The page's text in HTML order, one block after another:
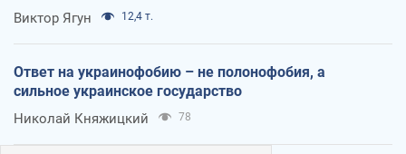
Виктор Ягун 12,4 т.
Ответ на украинофобию – не полонофобия, а
сильное украинское государство
Николай Княжицкий 78